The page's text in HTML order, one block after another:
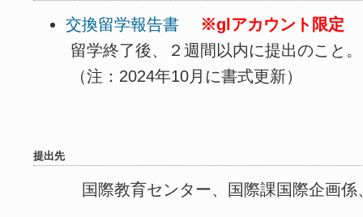
交換留学報告書
※glアカウント限定
留学終了後、２週間以内に提出のこと。
（注：2024年10月に書式更新）
提出先
国際教育センター、国際課国際企画係